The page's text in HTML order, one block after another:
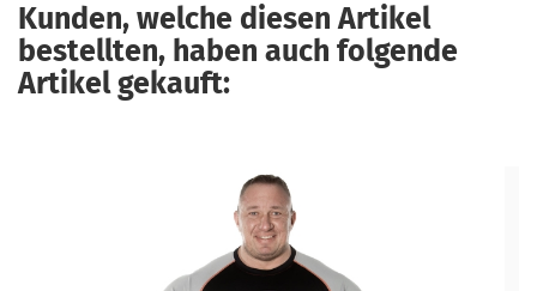
Kunden, welche diesen Artikel
bestellten, haben auch folgende
Artikel gekauft: